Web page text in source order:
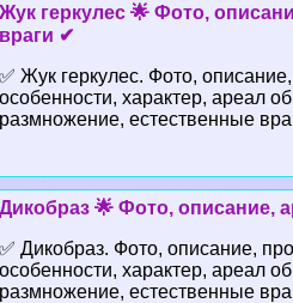
Жук геркулес 🌟 Фото,
враги ✔
✅ Жук геркулес. Фото,
особенности, хаpaктер, ареал
размножение, естественные
Дикобраз 🌟 Фото, описание,
✅ Дикобраз. Фото, описание,
особенности, хаpaктер, ареал
размножение, естественные